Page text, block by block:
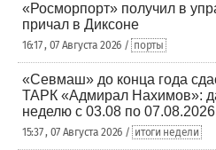
«Росморпорт» получил в
причал в Диксоне
16:17 , 07 Августа 2026 / порты
«Севмаш» до конца года
ТАРК «Адмирал Нахимов»:
неделю с 03.08 по 07.08.2026
15:37 , 07 Августа 2026 / итоги недели